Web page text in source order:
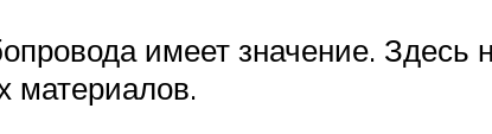
имеет значение. Здесь
материалов.